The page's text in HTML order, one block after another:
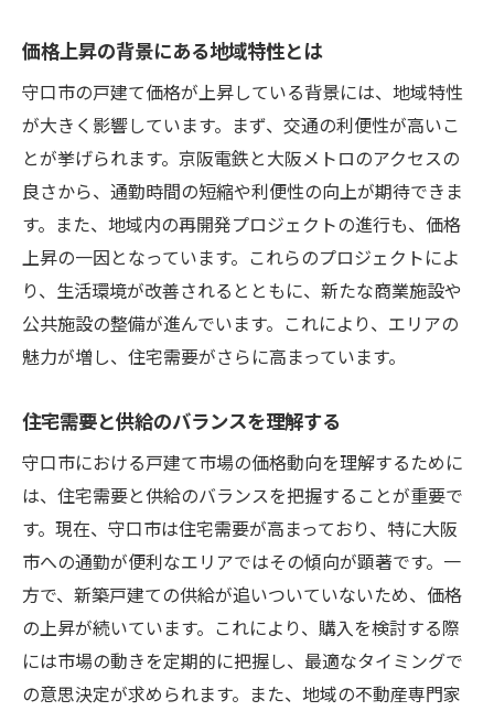
交通インフラの整備と地域活性化
アクセス良好な立地がもたらす生活の質
通勤・通学の利便性が子育て世代に与える
影響
守口市から他府県へのアクセス可能性
鉄道網の拡充と地域の未来像
京阪電鉄と大阪メトロの利便性が守口市の戸建
て価格に与える影響
京阪電鉄沿線の人気エリアと価格動向
大阪メトロの利便性がもたらす価格上昇の
通勤・通学の利便性が住みやすさを左右す
る
鉄道沿線の開発計画と不動産価値の将来性
駅近物件の価格動向と購入ポイント
守口市で人気の戸建てエリアと価格帯を徹底解
説
守口市内で注目のエリアとは
価格上昇の背景にある地域特性とは
守口市の戸建て価格が上昇している背景には、地域特性
が大きく影響しています。まず、交通の利便性が高いこ
とが挙げられます。京阪電鉄と大阪メトロのアクセスの
良さから、通勤時間の短縮や利便性の向上が期待できま
す。また、地域内の再開発プロジェクトの進行も、価格
上昇の一因となっています。これらのプロジェクトによ
り、生活環境が改善されるとともに、新たな商業施設や
公共施設の整備が進んでいます。これにより、エリアの
魅力が増し、住宅需要がさらに高まっています。
住宅需要と供給のバランスを理解する
守口市における戸建て市場の価格動向を理解するために
は、住宅需要と供給のバランスを把握することが重要で
す。現在、守口市は住宅需要が高まっており、特に大阪
市への通勤が便利なエリアではその傾向が顕著です。一
方で、新築戸建ての供給が追いついていないため、価格
の上昇が続いています。これにより、購入を検討する際
には市場の動きを定期的に把握し、最適なタイミングで
の意思決定が求められます。また、地域の不動産専門家